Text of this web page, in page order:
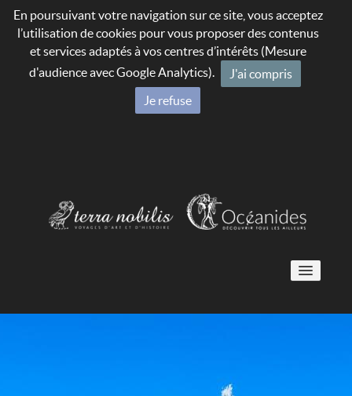
En poursuivant votre navigation sur ce site, vous acceptez
l’utilisation de cookies pour vous proposer des contenus
et services adaptés à vos centres d’intérêts (Mesure
d'audience avec Google Analytics).
J'ai compris
Je refuse